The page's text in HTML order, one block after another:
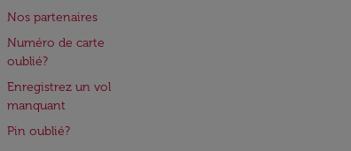
Nos partenaires
Numéro de carte
oublié?
Enregistrez un vol
manquant
Pin oublié?